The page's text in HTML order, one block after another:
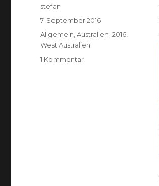
Autor
stefan
Veröffentlicht
am
7. September 2016
Kategorien
Allgemein ,Australien_2016
West Australien
1 Kommentarzu